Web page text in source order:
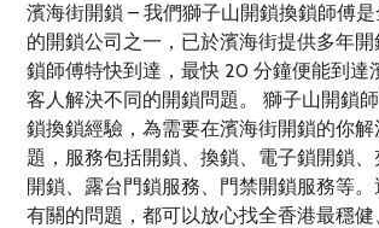
濱海街開鎖 – 我們獅子山開鎖換鎖師傅
的開鎖公司之一，已於濱海街提供多年
鎖師傅特快到達，最快 20 分鐘便能到達
客人解決不同的開鎖問題。 獅子山開鎖
鎖換鎖經驗，為需要在濱海街開鎖的你
題，服務包括開鎖、換鎖、電子鎖開鎖
開鎖、露台門鎖服務、門禁開鎖服務等
有關的問題，都可以放心找全香港最穩健